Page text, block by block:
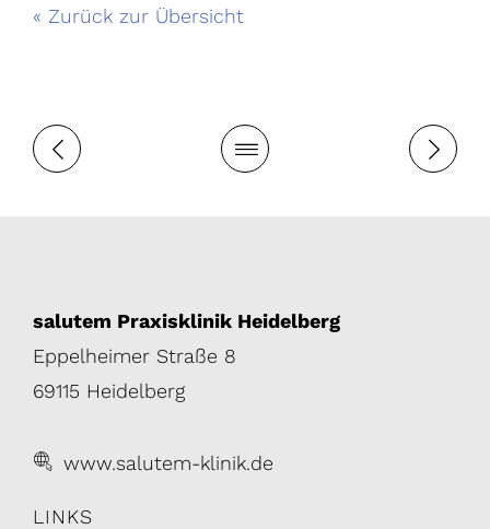
« Zurück zur Übersicht
salutem Praxisklinik Heidelberg
Eppelheimer Straße 8
69115 Heidelberg
www.salutem-klinik.de
LINKS